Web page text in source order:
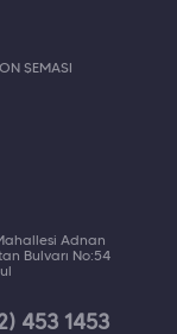
ŞEMASI
Adnan
Bulvarı No:54
453 1453